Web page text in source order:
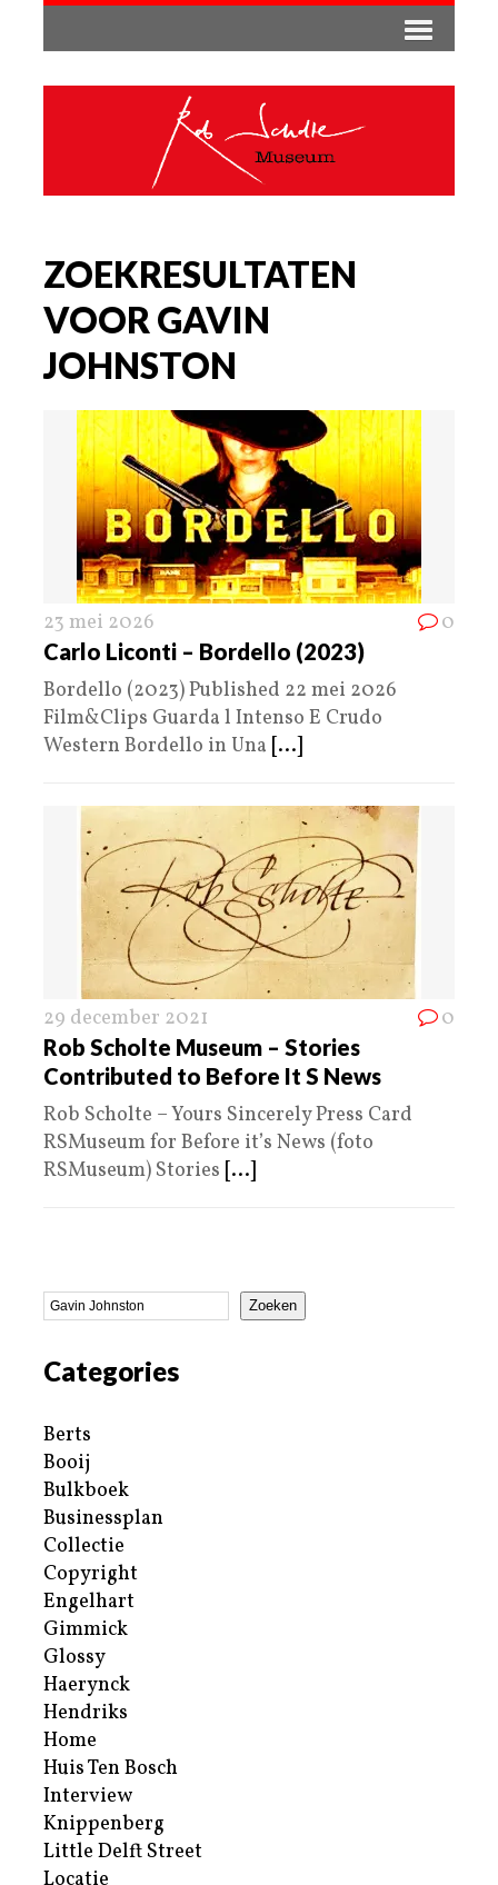
ZOEKRESULTATEN
VOOR GAVIN
JOHNSTON
23 mei 2026 0
Carlo Liconti – Bordello (2023)
Bordello (2023) Published 22 mei 2026
Film&Clips Guarda l Intenso E Crudo
Western Bordello in Una [...]
29 december 2021 0
Rob Scholte Museum – Stories
Contributed to Before It S News
Rob Scholte – Yours Sincerely Press Card
RSMuseum for Before it’s News (foto
RSMuseum) Stories [...]
Zoeken
Categories
Berts
Booij
Bulkboek
Businessplan
Collectie
Copyright
Engelhart
Gimmick
Glossy
Haerynck
Hendriks
Home
Huis Ten Bosch
Interview
Knippenberg
Little Delft Street